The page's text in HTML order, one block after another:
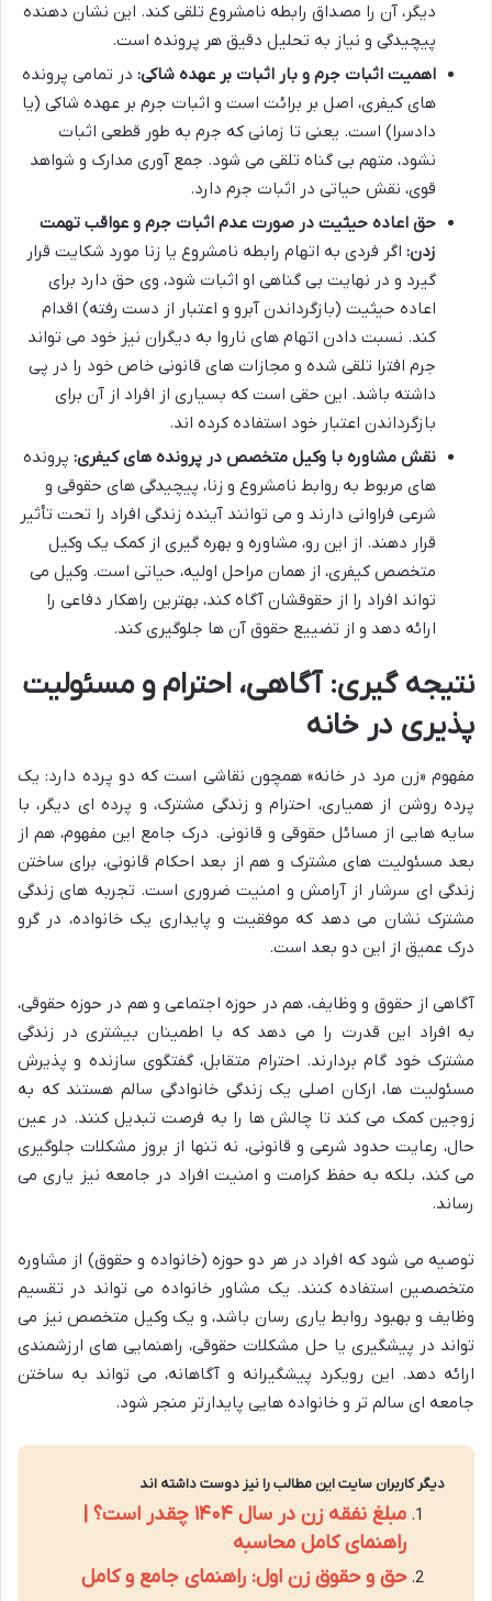
دیگر، آن را مصداق رابطه نامشروع تلقی کند. این نشان دهنده
پیچیدگی و نیاز به تحلیل دقیق هر پرونده است.
اهمیت اثبات جرم و بار اثبات بر عهده شاکی: در تمامی پرونده
های کیفری، اصل بر برائت است و اثبات جرم بر عهده شاکی (یا
دادسرا) است. یعنی تا زمانی که جرم به طور قطعی اثبات
نشود، متهم بی گناه تلقی می شود. جمع آوری مدارک و شواهد
قوی، نقش حیاتی در اثبات جرم دارد.
حق اعاده حیثیت در صورت عدم اثبات جرم و عواقب تهمت
زدن: اگر فردی به اتهام رابطه نامشروع یا زنا مورد شکایت قرار
گیرد و در نهایت بی گناهی او اثبات شود، وی حق دارد برای
اعاده حیثیت (بازگرداندن آبرو و اعتبار از دست رفته) اقدام
کند. نسبت دادن اتهام های ناروا به دیگران نیز خود می تواند
جرم افترا تلقی شده و مجازات های قانونی خاص خود را در پی
داشته باشد. این حقی است که بسیاری از افراد از آن برای
بازگرداندن اعتبار خود استفاده کرده اند.
نقش مشاوره با وکیل متخصص در پرونده های کیفری: پرونده
های مربوط به روابط نامشروع و زنا، پیچیدگی های حقوقی و
شرعی فراوانی دارند و می توانند آینده زندگی افراد را تحت تأثیر
قرار دهند. از این رو، مشاوره و بهره گیری از کمک یک وکیل
متخصص کیفری، از همان مراحل اولیه، حیاتی است. وکیل می
تواند افراد را از حقوقشان آگاه کند، بهترین راهکار دفاعی را
ارائه دهد و از تضییع حقوق آن ها جلوگیری کند.
نتیجه گیری: آگاهی، احترام و مسئولیت
پذیری در خانه
مفهوم «زن مرد در خانه» همچون نقاشی است که دو پرده دارد: یک
پرده روشن از همیاری، احترام و زندگی مشترک، و پرده ای دیگر، با
سایه هایی از مسائل حقوقی و قانونی. درک جامع این مفهوم، هم از
بعد مسئولیت های مشترک و هم از بعد احکام قانونی، برای ساختن
زندگی ای سرشار از آرامش و امنیت ضروری است. تجربه های زندگی
مشترک نشان می دهد که موفقیت و پایداری یک خانواده، در گرو
درک عمیق از این دو بعد است.
آگاهی از حقوق و وظایف، هم در حوزه اجتماعی و هم در حوزه حقوقی،
به افراد این قدرت را می دهد که با اطمینان بیشتری در زندگی
مشترک خود گام بردارند. احترام متقابل، گفتگوی سازنده و پذیرش
مسئولیت ها، ارکان اصلی یک زندگی خانوادگی سالم هستند که به
زوجین کمک می کند تا چالش ها را به فرصت تبدیل کنند. در عین
حال، رعایت حدود شرعی و قانونی، نه تنها از بروز مشکلات جلوگیری
می کند، بلکه به حفظ کرامت و امنیت افراد در جامعه نیز یاری می
رساند.
توصیه می شود که افراد در هر دو حوزه (خانواده و حقوق) از مشاوره
متخصصین استفاده کنند. یک مشاور خانواده می تواند در تقسیم
وظایف و بهبود روابط یاری رسان باشد، و یک وکیل متخصص نیز می
تواند در پیشگیری یا حل مشکلات حقوقی، راهنمایی های ارزشمندی
ارائه دهد. این رویکرد پیشگیرانه و آگاهانه، می تواند به ساختن
جامعه ای سالم تر و خانواده هایی پایدارتر منجر شود.
دیگر کاربران سایت این مطالب را نیز دوست داشته اند
مبلغ نفقه زن در سال ۱۴۰۴ چقدر است؟ |
راهنمای کامل محاسبه
حق و حقوق زن اول: راهنمای جامع و کامل